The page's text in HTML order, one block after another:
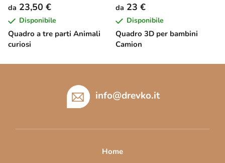
Quadro a tre parti Animali
curiosi
da 23,50 €
Disponibile
Quadro 3D per bambini
Camion
da 23 €
Disponibile
info@drevko.it
Home